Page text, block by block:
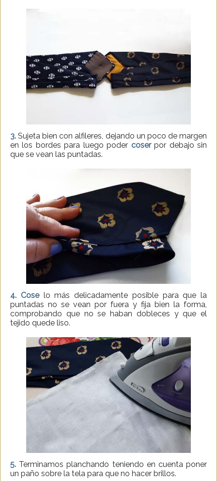
3. Sujeta bien con alfileres, dejando un poco de margen
en los bordes para luego poder coserpor debajo sin
que se vean las puntadas.
4. Coselo más delicadamente posible para que la
puntadas no se vean por fuera y fija bien la forma,
comprobando que no se haban dobleces y que el
tejido quede liso.
5. Terminamos planchando teniendo en cuenta poner
un paño sobre la tela para que no hacer brillos.